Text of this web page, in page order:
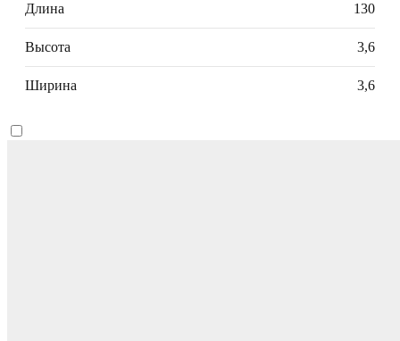
Длина 130
Высота 3,6
Ширина 3,6